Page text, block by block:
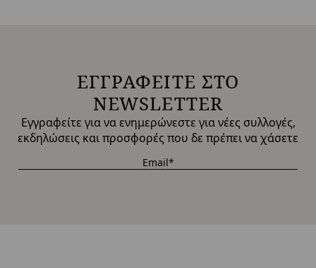
ΕΓΓΡΑΦΕΙΤΕ ΣΤΟ
NEWSLETTER
Εγγραφείτε για να ενημερώνεστε για νέες συλλογές,
εκδηλώσεις και προσφορές που δε πρέπει να χάσετε